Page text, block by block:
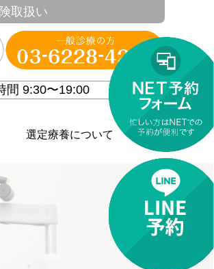
取扱い
間 9:30〜19:00
選定療養について